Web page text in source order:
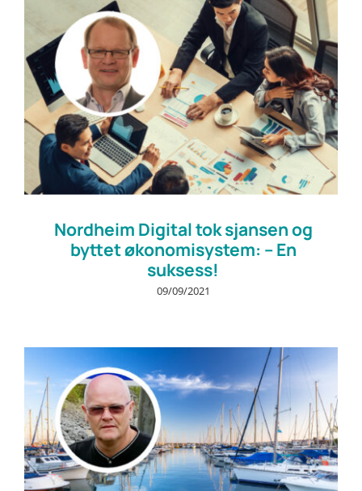
Nordheim Digital tok sjansen og
byttet økonomisystem: – En
suksess!
09/09/2021